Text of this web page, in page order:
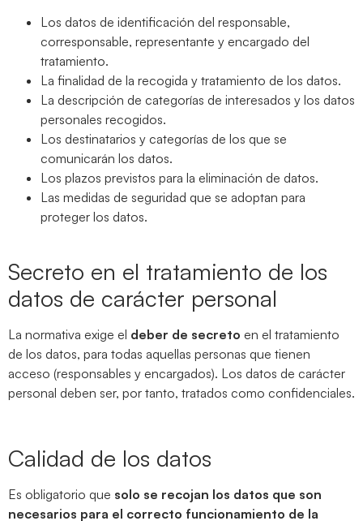
Los datos de identificación del responsable,
corresponsable, representante y encargado del
tratamiento.
La finalidad de la recogida y tratamiento de los datos.
La descripción de categorías de interesados y los datos
personales recogidos.
Los destinatarios y categorías de los que se
comunicarán los datos.
Los plazos previstos para la eliminación de datos.
Las medidas de seguridad que se adoptan para
proteger los datos.
Secreto en el tratamiento de los
datos de carácter personal
La normativa exige el deber de secreto en el tratamiento
de los datos, para todas aquellas personas que tienen
acceso (responsables y encargados). Los datos de carácter
personal deben ser, por tanto, tratados como confidenciales.
Calidad de los datos
Es obligatorio que solo se recojan los datos que son
necesarios para el correcto funcionamiento de la